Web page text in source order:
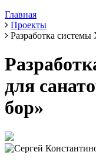
Главная
Проекты
Разработка
для
бор»